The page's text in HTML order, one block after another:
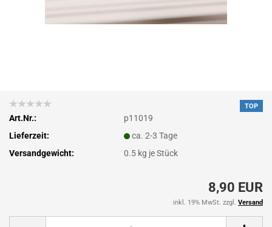
TOP
Art.Nr.:
p11019
Lieferzeit:
ca. 2-3 Tage
Versandgewicht:
0.5 kg je Stück
8,90 EUR
inkl. 19% MwSt. zzgl. Versand